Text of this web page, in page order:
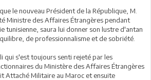
le nouveau Président de la République, M.
Ministre des Affaires Étrangères pendant
tunisienne, saura lui donner son lustre d'antan
de professionnalisme et de sobriété.
qui s'est toujours senti rejeté par les
du Ministère des Affaires Étrangères
Attaché Militaire au Maroc et ensuite